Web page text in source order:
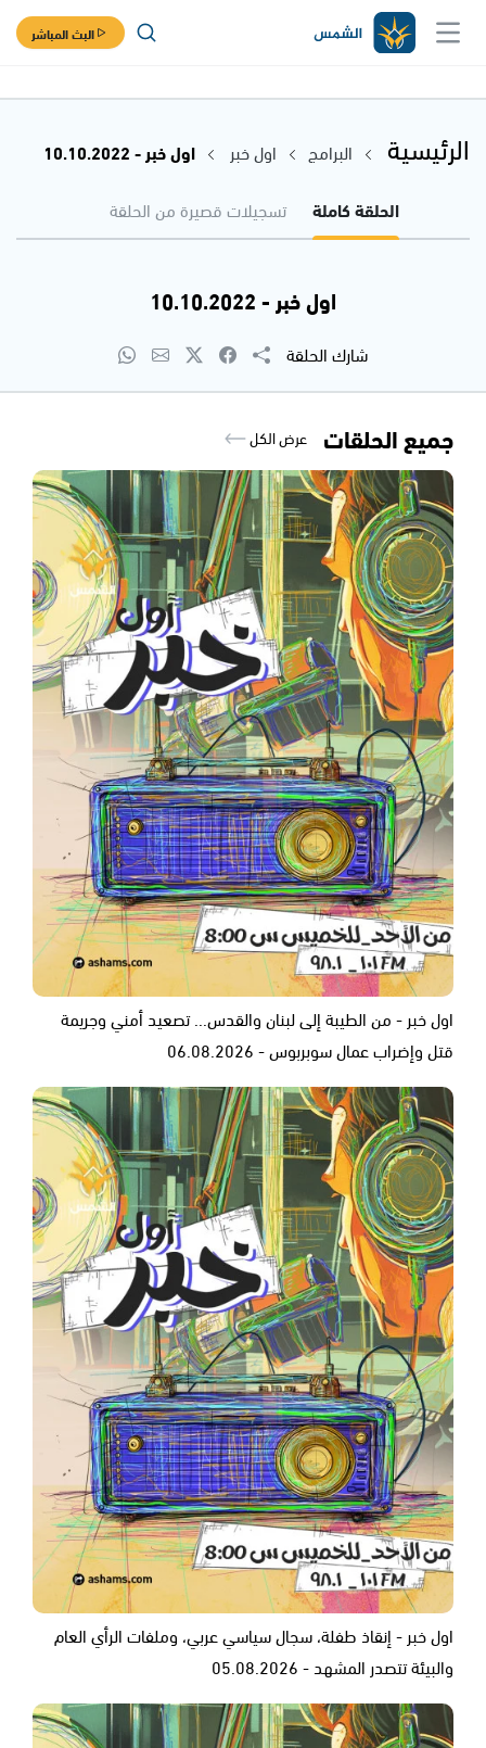
البث المباشر
الرئيسية البرامج اول خبر
اول خبر - 10.10.2022
الحلقة كاملة
تسجيلات قصيرة من الحلقة
اول خبر - 10.10.2022
شارك الحلقة
جميع الحلقات عرض الكل
اول خبر - من الطيبة إلى لبنان والقدس... تصعيد أمني وجريمة
قتل وإضراب عمال سوبربوس - 06.08.2026
اول خبر - إنقاذ طفلة، سجال سياسي عربي، وملفات الرأي العام
والبيئة تتصدر المشهد - 05.08.2026